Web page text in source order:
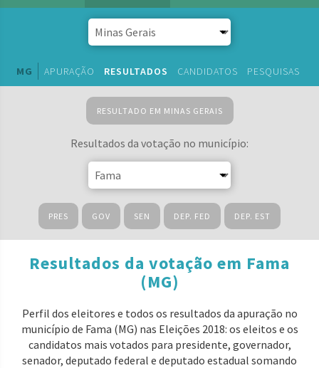
MG APURAÇÃO RESULTADOS CANDIDATOS PESQUISAS
RESULTADO EM MINAS GERAIS
Resultados da votação no município:
PRES GOV SEN DEP. FED DEP. EST
Resultados da votação em Fama
(MG)
Perfil dos eleitores e todos os resultados da apuração no
município de Fama (MG) nas Eleições 2018: os eleitos e os
candidatos mais votados para presidente, governador,
senador, deputado federal e deputado estadual somando